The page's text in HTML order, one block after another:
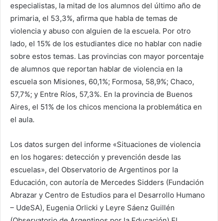
especialistas, la mitad de los alumnos del último año de
primaria, el 53,3%, afirma que habla de temas de
violencia y abuso con alguien de la escuela. Por otro
lado, el 15% de los estudiantes dice no hablar con nadie
sobre estos temas. Las provincias con mayor porcentaje
de alumnos que reportan hablar de violencia en la
escuela son Misiones, 60,1%; Formosa, 58,9%; Chaco,
57,7%; y Entre Ríos, 57,3%. En la provincia de Buenos
Aires, el 51% de los chicos menciona la problemática en
el aula.
Los datos surgen del informe «Situaciones de violencia
en los hogares: detección y prevención desde las
escuelas», del Observatorio de Argentinos por la
Educación, con autoría de Mercedes Sidders (Fundación
Abrazar y Centro de Estudios para el Desarrollo Humano
– UdeSA), Eugenia Orlicki y Leyre Sáenz Guillén